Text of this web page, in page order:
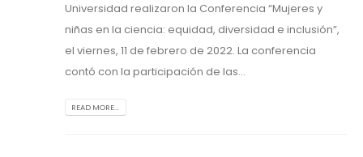
Universidad realizaron la Conferencia “Mujeres y
niñas en la ciencia: equidad, diversidad e inclusión”,
el viernes, 11 de febrero de 2022. La conferencia
contó con la participación de las...
READ MORE...